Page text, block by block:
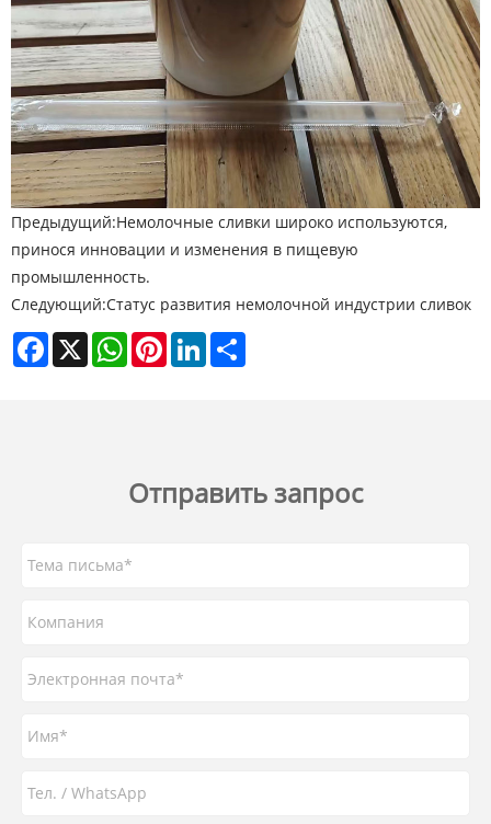
Предыдущий:Немолочные сливки широко используются,
принося инновации и изменения в пищевую
промышленность.
Следующий:Статус развития немолочной индустрии сливок
Facebook
X WhatsAppPinterestLinkedIn
Отправить запрос